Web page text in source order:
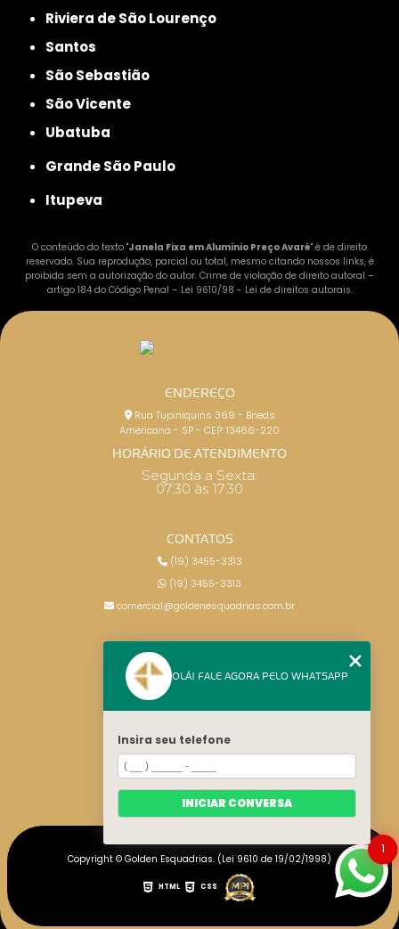
Riviera de São Lourenço
Santos
São Sebastião
São Vicente
Ubatuba
Grande São Paulo
Itupeva
O conteúdo do texto "Janela Fixa em Aluminio Preço Avaré" é de direito
reservado. Sua reprodução, parcial ou total, mesmo citando nossos links, é
proibida sem a autorização do autor. Crime de violação de direito autoral –
artigo 184 do Código Penal – Lei 9610/98 - Lei de direitos autorais.
ENDEREÇO
Rua Tupiniquins 369 - Brieds
Americana - SP - CEP: 13466-220
HORÁRIO DE ATENDIMENTO
Segunda a Sexta:
07:30 às 17:30
CONTATOS
(19) 3455-3313
(19) 3455-3313
comercial@goldenesquadrias.com.br
HOME
CATEGORIAS
MAPA DO SITE
Copyright © Golden Esquadrias. (Lei 9610 de 19/02/1998)
HTML CSS
1
OLÁ! FALE AGORA PELO WHATSAPP
Insira seu telefone
INICIAR CONVERSA